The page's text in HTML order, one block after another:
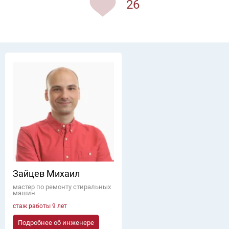
26
Зайцев Михаил
мастер по ремонту стиральных
машин
стаж работы 9 лет
Подробнее об инженере